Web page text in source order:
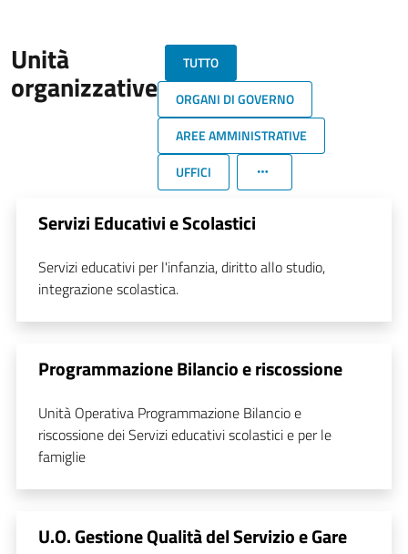
Unità
organizzative
TUTTO
ORGANI DI GOVERNO
AREE AMMINISTRATIVE
UFFICI
Servizi Educativi e Scolastici
Servizi educativi per l'infanzia, diritto allo studio,
integrazione scolastica.
Programmazione Bilancio e riscossione
Unità Operativa Programmazione Bilancio e
riscossione dei Servizi educativi scolastici e per le
famiglie
U.O. Gestione Qualità del Servizio e Gare